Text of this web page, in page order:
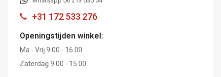
+31 172 533 276
Openingstijden winkel:
Ma - Vrij 9.00 - 16.00
Zaterdag 9.00 - 15.00